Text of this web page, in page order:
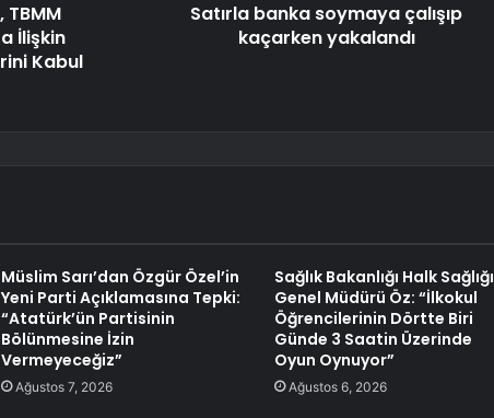
TBMM
İlişkin
Kabul
Satırla banka soymaya çalışıp
kaçarken yakalandı
Müslim Sarı’dan Özgür Özel’in
Yeni Parti Açıklamasına Tepki:
“Atatürk’ün Partisinin
Bölünmesine İzin
Vermeyeceğiz”
Ağustos 7, 2026
Sağlık Bakanlığı Halk Sağlığı
Genel Müdürü Öz: “İlkokul
Öğrencilerinin Dörtte Biri
Günde 3 Saatin Üzerinde
Oyun Oynuyor”
Ağustos 6, 2026